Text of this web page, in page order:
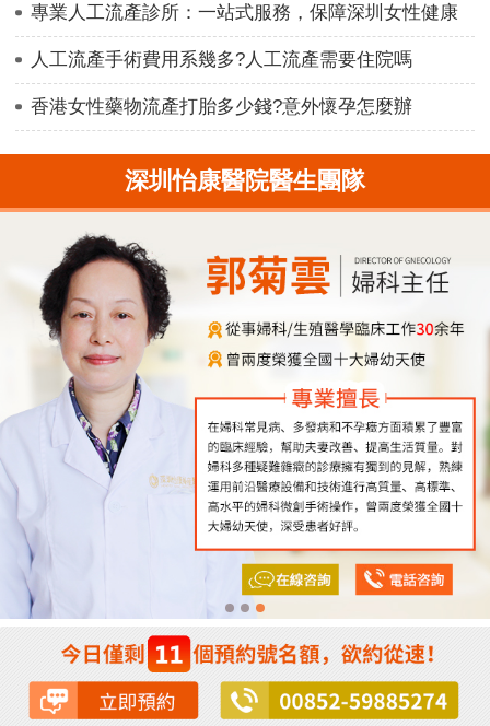
專業人工流產診所：一站式服務，保障深圳女性健康
人工流產手術費用系幾多?人工流產需要住院嗎
香港女性藥物流產打胎多少錢?意外懷孕怎麼辦
深圳怡康醫院醫生團隊